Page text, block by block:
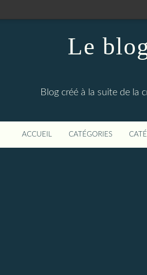
Le
Blog créé à la suite de la
ACCUEIL CATÉGORIES